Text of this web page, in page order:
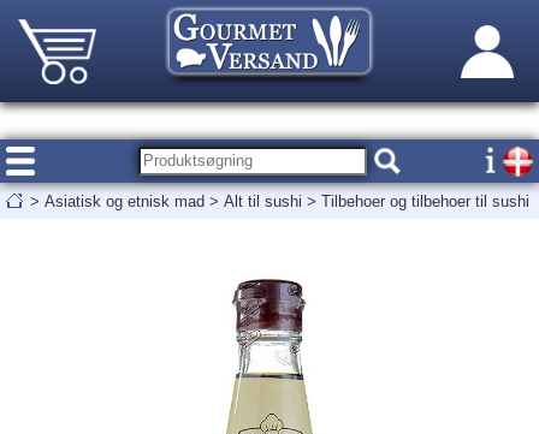
> Asiatisk og etnisk mad > Alt til sushi > Tilbehoer og tilbehoer til sushi